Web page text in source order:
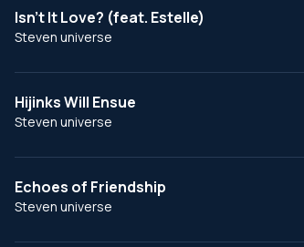
Isn't It Love? (feat. Estelle)
Steven universe
Hijinks Will Ensue
Steven universe
Echoes of Friendship
Steven universe